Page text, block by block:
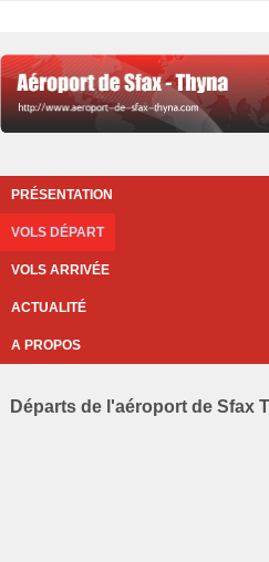
PRÉSENTATION
VOLS DÉPART
VOLS ARRIVÉE
ACTUALITÉ
A PROPOS
Départs de l'aéroport de Sfax